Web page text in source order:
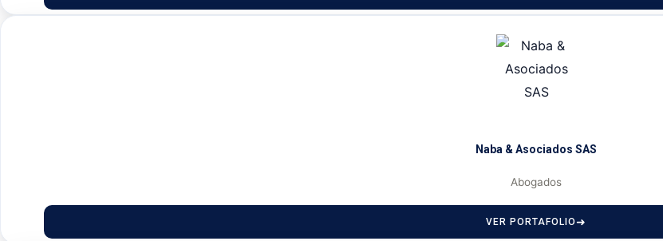
Naba & Asociados SAS
Abogados
VER PORTAFOLIO